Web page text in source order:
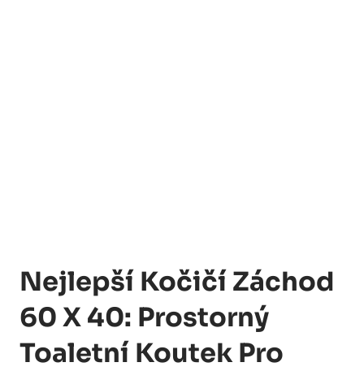
Nejlepší Kočičí Záchod
60 X 40: Prostorný
Toaletní Koutek Pro